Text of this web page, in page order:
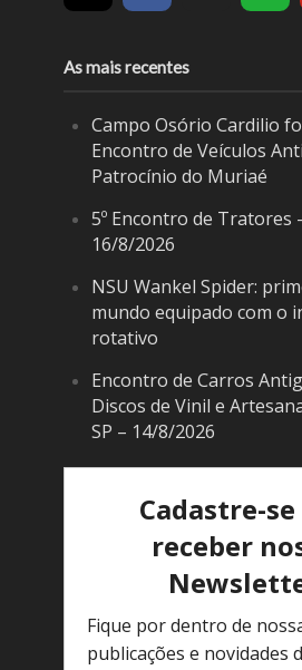
As mais recentes
Campo Osório Cardilio
Encontro de Veículos
Patrocínio do Muriaé
5º Encontro de Tratores
16/8/2026
NSU Wankel Spider:
mundo equipado com o
rotativo
Encontro de Carros
Discos de Vinil e
SP – 14/8/2026